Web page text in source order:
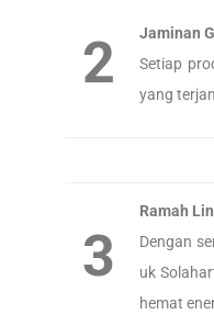
2
Jaminan
Setiap
yang
3
Ramah
Dengan
uk
hemat